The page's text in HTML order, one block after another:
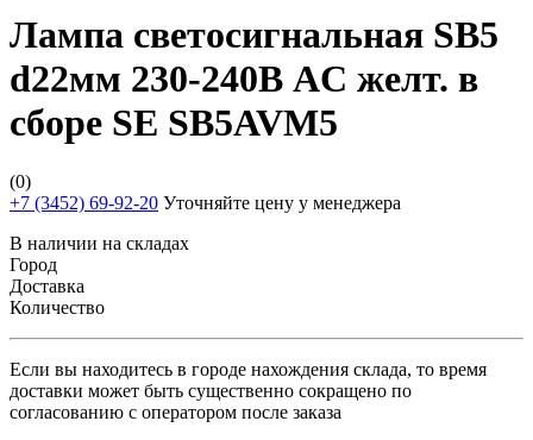
Лампа светосигнальная SB5
d22мм 230-240В AC желт. в
сборе SE SB5AVM5
(0)
+7 (3452) 69-92-20 Уточняйте цену у менеджера
В наличии на складах
Город
Доставка
Количество
Если вы находитесь в городе нахождения склада, то время
доставки может быть существенно сокращено по
согласованию с оператором после заказа